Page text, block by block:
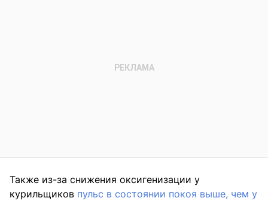
Также из-за снижения оксигенизации у
курильщиков пульс в состоянии покоя выше, чем у